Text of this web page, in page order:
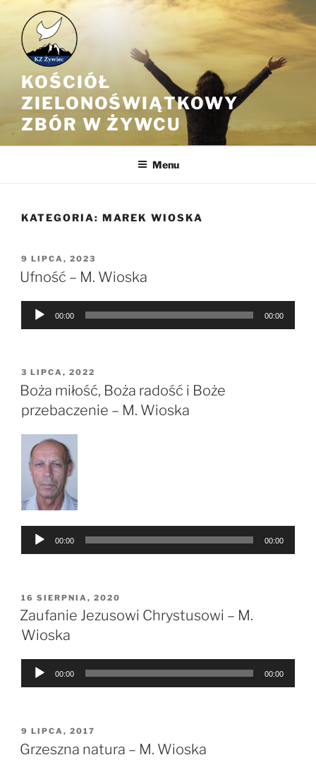
Przejdź
do
treści
KOŚCIÓŁ
ZIELONOŚWIĄTKOWY
ZBÓR W ŻYWCU
Menu
KATEGORIA: MAREK WIOSKA
OPUBLIKOWANE
W
9 LIPCA, 2023
Ufność – M. Wioska
Odtwarzacz
00:00 00:00
OPUBLIKOWANE
W
3 LIPCA, 2022
Boża miłość, Boża radość i Boże
przebaczenie – M. Wioska
Odtwarzacz
00:00 00:00
OPUBLIKOWANE
W
16 SIERPNIA, 2020
Zaufanie Jezusowi Chrystusowi – M.
Wioska
Odtwarzacz
00:00 00:00
OPUBLIKOWANE
W
9 LIPCA, 2017
Grzeszna natura – M. Wioska